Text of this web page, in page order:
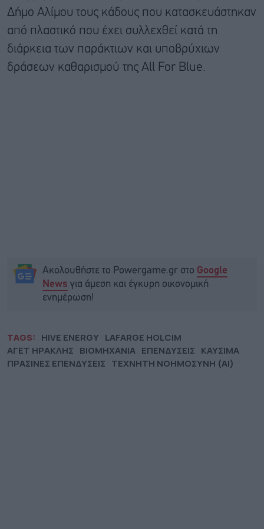
Δήμο Αλίμου τους κάδους που κατασκευάστηκαν
από πλαστικό που έχει συλλεχθεί κατά τη
διάρκεια των παράκτιων και υποβρύχιων
δράσεων καθαρισμού της All For Blue.
Ακολουθήστε το Powergame.gr στο Google
News για άμεση και έγκυρη οικονομική
ενημέρωση!
TAGS: HIVE ENERGY LAFARGE HOLCIM
ΑΓΕΤ ΗΡΑΚΛΗΣ ΒΙΟΜΗΧΑΝΙΑ ΕΠΕΝΔΥΣΕΙΣ ΚΑΥΣΙΜΑ
ΠΡΑΣΙΝΕΣ ΕΠΕΝΔΥΣΕΙΣ ΤΕΧΝΗΤΗ ΝΟΗΜΟΣΥΝΗ (AI)